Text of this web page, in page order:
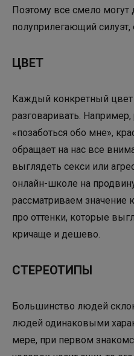
Поэтому все смело могут
полуприлегающий
ЦВЕТ
Каждый конкретный
разговаривать.
«позаботься обо мне»,
обращает на нас все
выглядеть секси или
онлайн-школе на
рассматриваем значение
про оттенки, которые
кричаще и дешево.
СТЕРЕОТИПЫ
Большинство людей
людей одинаковыми
мере, при первом